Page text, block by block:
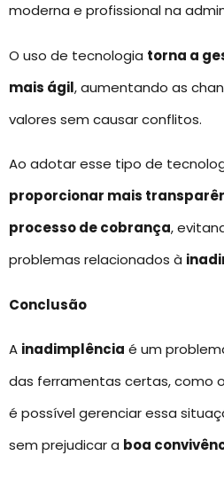
moderna e profissional na
O uso de tecnologia torna a
mais ágil, aumentando as
valores sem causar conflitos.
Ao adotar esse tipo de
proporcionar mais
processo de cobrança,
problemas relacionados à
Conclusão
A inadimplência é um
das ferramentas certas, como o
é possível gerenciar essa
sem prejudicar a boa